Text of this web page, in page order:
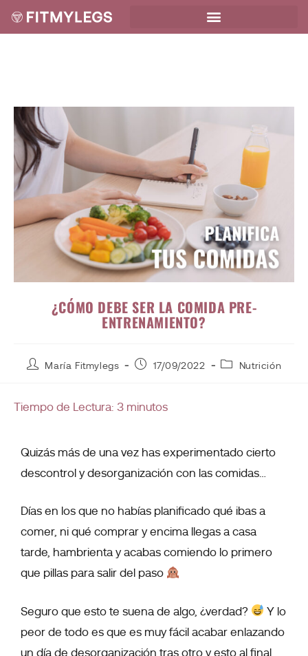
¿CÓMO DEBE SER LA COMIDA PRE-
ENTRENAMIENTO?
María Fitmylegs 17/09/2022 Nutrición
Tiempo de Lectura: 3 minutos
Quizás más de una vez has experimentado cierto
descontrol y desorganización con las comidas…
Días en los que no habías planificado qué ibas a
comer, ni qué comprar y encima llegas a casa
tarde, hambrienta y acabas comiendo lo primero
que pillas para salir del paso
Seguro que esto te suena de algo, ¿verdad?
Y lo
peor de todo es que es muy fácil acabar enlazando
un día de desorganización tras otro y esto al final